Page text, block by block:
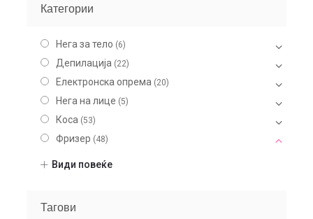
Категории
Нега за тело (6)
Депилација (22)
Електронска опрема (20)
Нега на лице (5)
Коса (53)
Фризер (48)
(21)
Нокти
Види повеќе
Тагови